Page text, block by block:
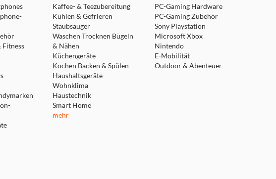
Fitness
Kaffee- & Teezubereitung
Kühlen & Gefrieren
Staubsauger
Waschen Trocknen Bügeln
& Nähen
Küchengeräte
Kochen Backen & Spülen
Haushaltsgeräte
Wohnklima
Haustechnik
Smart Home
mehr
PC-Gaming Hardware
PC-Gaming Zubehör
Sony Playstation
Microsoft Xbox
Nintendo
E-Mobilität
Outdoor & Abenteuer